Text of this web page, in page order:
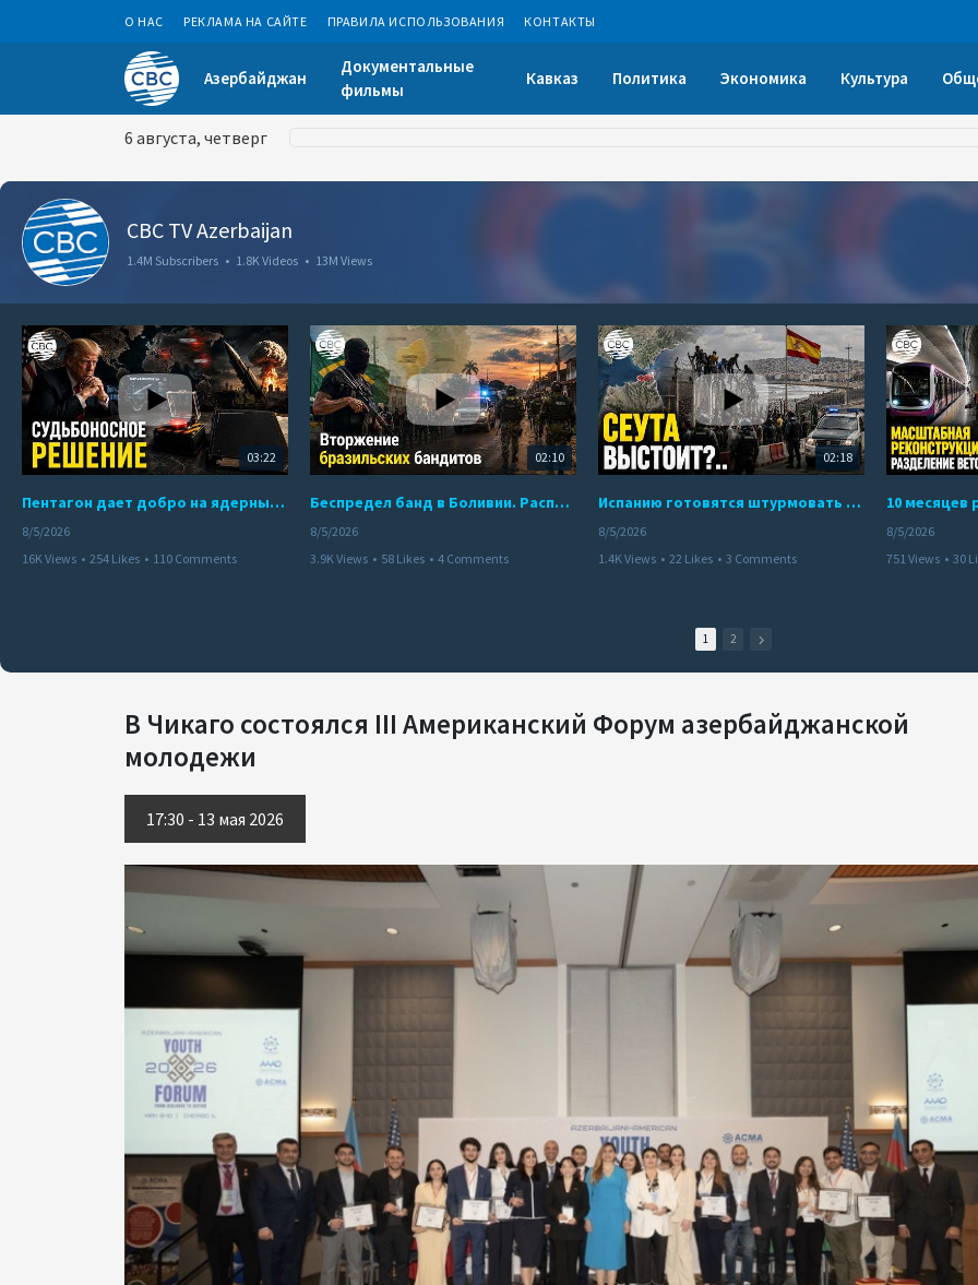
О НАС РЕКЛАМА НА САЙТЕ ПРАВИЛА ИСПОЛЬЗОВАНИЯ КОНТАКТЫ
Азербайджан
Документальные
фильмы
Кавказ Политика Экономика Культура
6 августа, четверг
CBC TV Azerbaijan
1.4M Subscribers • 1.8K Videos • 13M Views
03:22
Пентагон дает добро на ядерный удар по противникам США
8/5/2026
16K Views • 254 Likes • 110 Comments
02:10
Беспредел банд в Боливии. Расправы над наркоторговцами
8/5/2026
3.9K Views • 58 Likes • 4 Comments
02:18
Испанию готовятся штурмовать десятки тысяч марокканцев
8/5/2026
1.4K Views • 22 Likes • 3 Comments
8/5/2026
751 Views • 30
1 2
В Чикаго состоялся III Американский Форум азербайджанской
молодежи
17:30 - 13 мая 2026